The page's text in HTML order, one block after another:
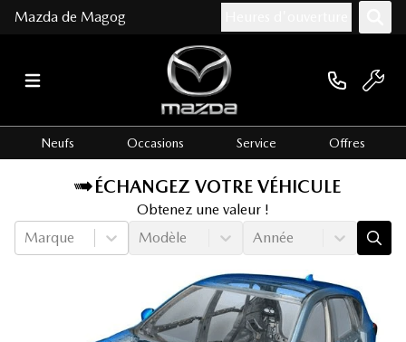
Mazda de Magog
Neufs Occasions Service Offres
ÉCHANGEZ VOTRE VÉHICULE
Obtenez une valeur !
Marque
Modèle Année